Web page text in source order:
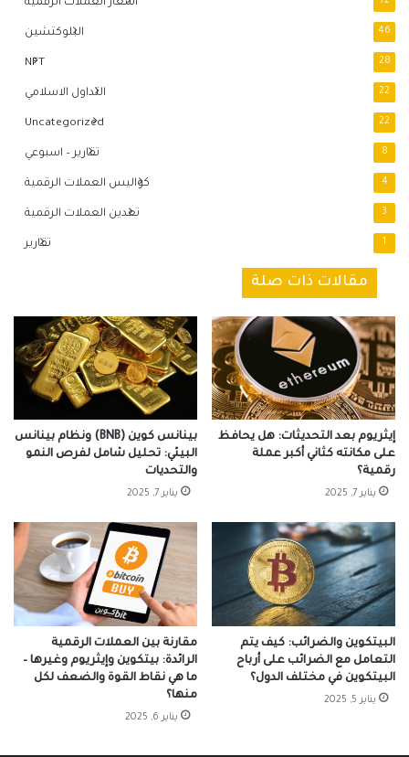
اسعار العملات الرقمية
البلوكتشين 46
NFT 28
التداول الاسلامي 22
Uncategorized 22
تقارير – اسبوعي 8
كواليس العملات الرقمية 4
تعدين العملات الرقمية 3
تقارير 1
مقالات ذات صلة
بينانس كوين (BNB) ونظام بينانس
البيئي: تحليل شامل لفرص النمو
والتحديات
يناير 7, 2025
إيثريوم بعد التحديثات: هل يحافظ
على مكانته كثاني أكبر عملة
رقمية؟
يناير 7, 2025
مقارنة بين العملات الرقمية
الرائدة: بيتكوين وإيثريوم وغيرها –
ما هي نقاط القوة والضعف لكل
منها؟
يناير 6, 2025
البيتكوين والضرائب: كيف يتم
التعامل مع الضرائب على أرباح
البيتكوين في مختلف الدول؟
يناير 5, 2025